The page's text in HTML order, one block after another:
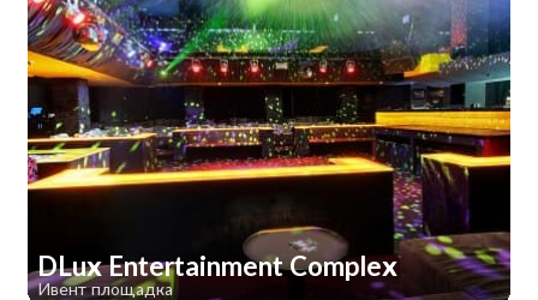
DLux Entertainment Complex
Ивент площадка